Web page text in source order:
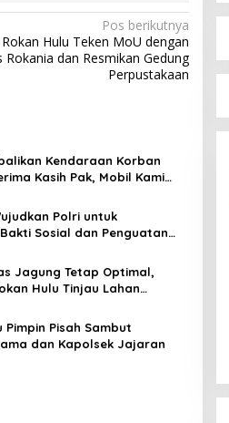
Pos berikutnya
Hulu Teken MoU dengan
Rokania dan Resmikan Gedung
Perpustakaan
Kendaraan Korban
Kasih Pak, Mobil Kami
Polri untuk
Sosial dan Penguatan
Jagung Tetap Optimal,
Hulu Tinjau Lahan
Pisah Sambut
dan Kapolsek Jajaran